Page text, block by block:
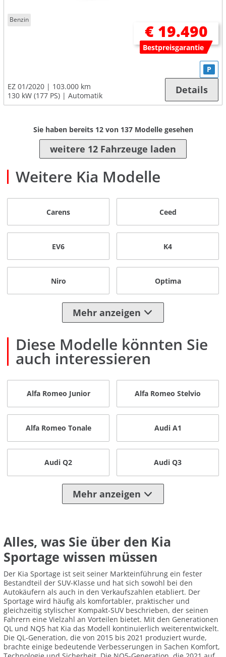
Benzin
€ 19.490
Bestpreisgarantie
EZ 01/2020
103.000 km
130 kW (177 PS)
Automatik
P
Details
Sie haben bereits 12von 137Modelle gesehen
weitere 12 Fahrzeuge laden
Weitere Kia Modelle
Carens Ceed
EV6 K4
Niro Optima
Mehr anzeigen
Diese Modelle könnten Sie
auch interessieren
Alfa Romeo Junior Alfa Romeo Stelvio
Alfa Romeo Tonale Audi A1
Audi Q2 Audi Q3
Mehr anzeigen
Alles, was Sie über den Kia
Sportage wissen müssen
Der Kia Sportage ist seit seiner Markteinführung ein fester
Bestandteil der SUV-Klasse und hat sich sowohl bei den
Autokäufern als auch in den Verkaufszahlen etabliert. Der
Sportage wird häufig als komfortabler, praktischer und
gleichzeitig stylischer Kompakt-SUV beschrieben, der seinen
Fahrern eine Vielzahl an Vorteilen bietet. Mit den Generationen
QL und NQ5 hat Kia das Modell kontinuierlich weiterentwickelt.
Die QL-Generation, die von 2015 bis 2021 produziert wurde,
brachte einige bedeutende Verbesserungen in Sachen Komfort,